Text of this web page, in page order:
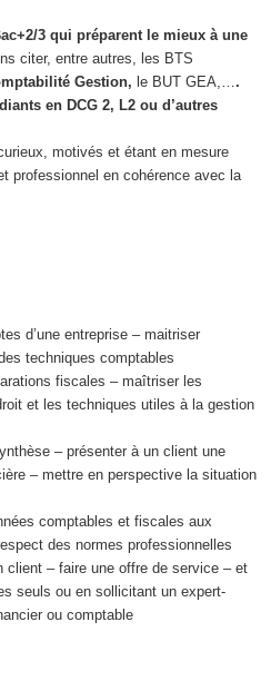
3 qui préparent le mieux à une
citer, entre autres, les BTS
Gestion, le BUT GEA,… .
en DCG 2, L2 ou d’autres
motivés et étant en mesure
professionnel en cohérence avec la
d’une entreprise – maitriser
techniques comptables
fiscales – maîtriser les
et les techniques utiles à la gestion
– présenter à un client une
– mettre en perspective la situation
comptables et fiscales aux
des normes professionnelles
client – faire une offre de service – et
seuls ou en sollicitant un expert-
ou comptable